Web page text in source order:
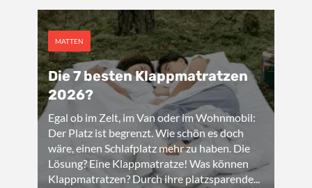
MATTEN
Die 7 besten Klappmatratzen
2026?
Egal ob im Zelt, im Van oder im Wohnmobil:
Der Platz ist begrenzt. Wie schön es doch
wäre, einen Schlafplatz mehr zu haben. Die
Lösung? Eine Klappmatratze! Was können
Klappmatratzen? Durch ihre platzsparende...